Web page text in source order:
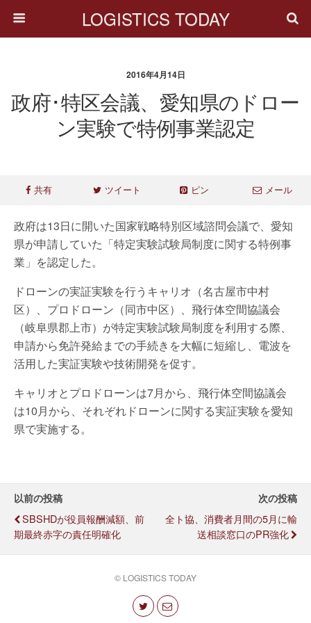
LOGISTICS TODAY
2016年4月14日
政府･特区会議、愛知県のドロー
ン実験で特例事業認定
共有 ツイート ピン メール
政府は13日に開いた国家戦略特別区域諮問会議で、愛知
県が申請していた「特定実験試験局制度に関する特例事
業」を認定した。
ドローンの実証実験を行うキャリオ（名古屋市中村
区）、プロドローン（同市中区）、飛行体空間協議会
（岐阜県郡上市）が特定実験試験局制度を利用する際、
申請から免許発給までの手続きを大幅に短縮し、電波を
活用した実証実験や技術開発を促す。
キャリオとプロドローンは7月から、飛行体空間協議会
は10月から、それぞれドローンに関する実証実験を愛知
県で実施する。
以前の投稿
SBSHDが役員報酬減額、前
期最終赤字の責任明確化
次の投稿
全ト協、消費者月間の5月に輸
送相談窓口のPR強化
© LOGISTICS TODAY